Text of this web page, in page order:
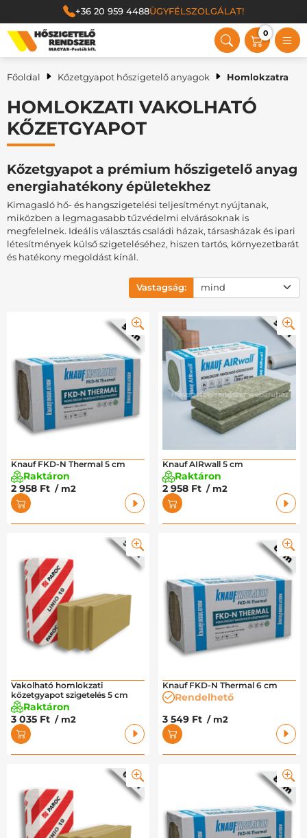
+36 20 959 4488ÜGYFÉLSZOLGÁLAT!
Magyar Festék Kft.
0
Főoldal Kőzetgyapot hőszigetelő anyagok Homlokzatra
HOMLOKZATI VAKOLHATÓ
KŐZETGYAPOT
Kőzetgyapot a prémium hőszigetelő anyag
energiahatékony épületekhez
Kimagasló hő- és hangszigetelési teljesítményt nyújtanak,
miközben a legmagasabb tűzvédelmi elvárásoknak is
megfelelnek. Ideális választás családi házak, társasházak és ipari
létesítmények külső szigeteléséhez, hiszen tartós, környezetbarát
és hatékony megoldást kínál.
Vastagság:
Knauf FKD-N Thermal 5 cm
Raktáron
2 958 Ft / m2
Knauf AIRwall 5 cm
Raktáron
2 958 Ft / m2
Vakolható homlokzati
kőzetgyapot szigetelés 5 cm
Raktáron
3 035 Ft / m2
Knauf FKD-N Thermal 6 cm
Rendelhető
3 549 Ft / m2